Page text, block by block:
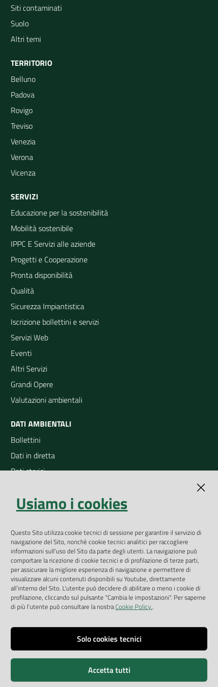
Siti contaminati
Suolo
Altri temi
TERRITORIO
Belluno
Padova
Rovigo
Treviso
Venezia
Verona
Vicenza
SERVIZI
Educazione per la sostenibilità
Mobilità sostenibile
IPPC E Servizi alle aziende
Progetti e Cooperazione
Pronta disponibilità
Qualità
Sicurezza Impiantistica
Iscrizione bollettini e servizi
Servizi Web
Eventi
Altri Servizi
Grandi Opere
Valutazioni ambientali
DATI AMBIENTALI
Bollettini
Dati in diretta
Dati storici
Open Data
App Arpav
Rapporti regionali annuali
Le Infografiche
Dispenser dati
Vai alla pagina
Privacy
Usiamo i cookies
Questo Sito utilizza cookie tecnici di sessione per garantire il servizio di
navigazione del Sito, nonchè cookie tecnici analitici per raccogliere
informazioni sull'uso del Sito da parte degli utenti. La navigazione può
comportare la ricezione di cookie tecnici e di profilazione di terze parti,
per assicurare la migliore esperienza di navigazione e permettere di
visualizzare alcuni contenuti disponibili su Youtube, direttamente
all'interno del Sito. L'utente può decidere di abilitare o meno i cookie di
profilazione, cliccando sul pulsante "Cambia le impostazioni". Per saperne
di più l'utente può consultare la nostraCookie Policy..
Solo cookies tecnici
Accetta tutti